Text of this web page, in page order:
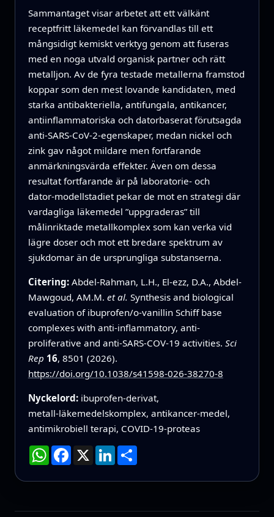
Sammantaget visar arbetet att ett välkänt
receptfritt läkemedel kan förvandlas till ett
mångsidigt kemiskt verktyg genom att fuseras
med en noga utvald organisk partner och rätt
metalljon. Av de fyra testade metallerna framstod
koppar som den mest lovande kandidaten, med
starka antibakteriella, antifungala, antikancer,
antiinflammatoriska och datorbaserat förutsagda
anti‑SARS‑CoV‑2‑egenskaper, medan nickel och
zink gav något mildare men fortfarande
anmärkningsvärda effekter. Även om dessa
resultat fortfarande är på laboratorie‑ och
dator‑modellstadiet pekar de mot en strategi där
vardagliga läkemedel ”uppgraderas” till
målinriktade metallkomplex som kan verka vid
lägre doser och mot ett bredare spektrum av
sjukdomar än de ursprungliga substanserna.
Citering: Abdel-Rahman, L.H., El-ezz, D.A., Abdel-
Mawgoud, AM.M. et al. Synthesis and biological
evaluation of ibuprofen/o-vanillin Schiff base
complexes with anti-inflammatory, anti-
proliferative and anti-SARS-COV-19 activities. Sci
Rep 16, 8501 (2026).
https://doi.org/10.1038/s41598-026-38270-8
Nyckelord: ibuprofen‑derivat,
metall‑läkemedelskomplex, antikancer‑medel,
antimikrobiell terapi, COVID‑19‑proteas
WhatsApp
Facebook
X LinkedIn
Dela